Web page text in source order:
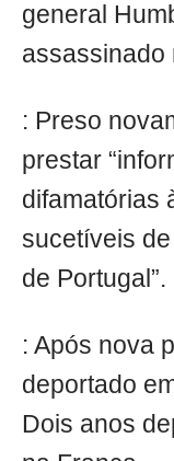
general
assassinado
: Preso
prestar
difamatórias
sucetíveis
de Portugal”.
: Após nova
deportado
Dois anos